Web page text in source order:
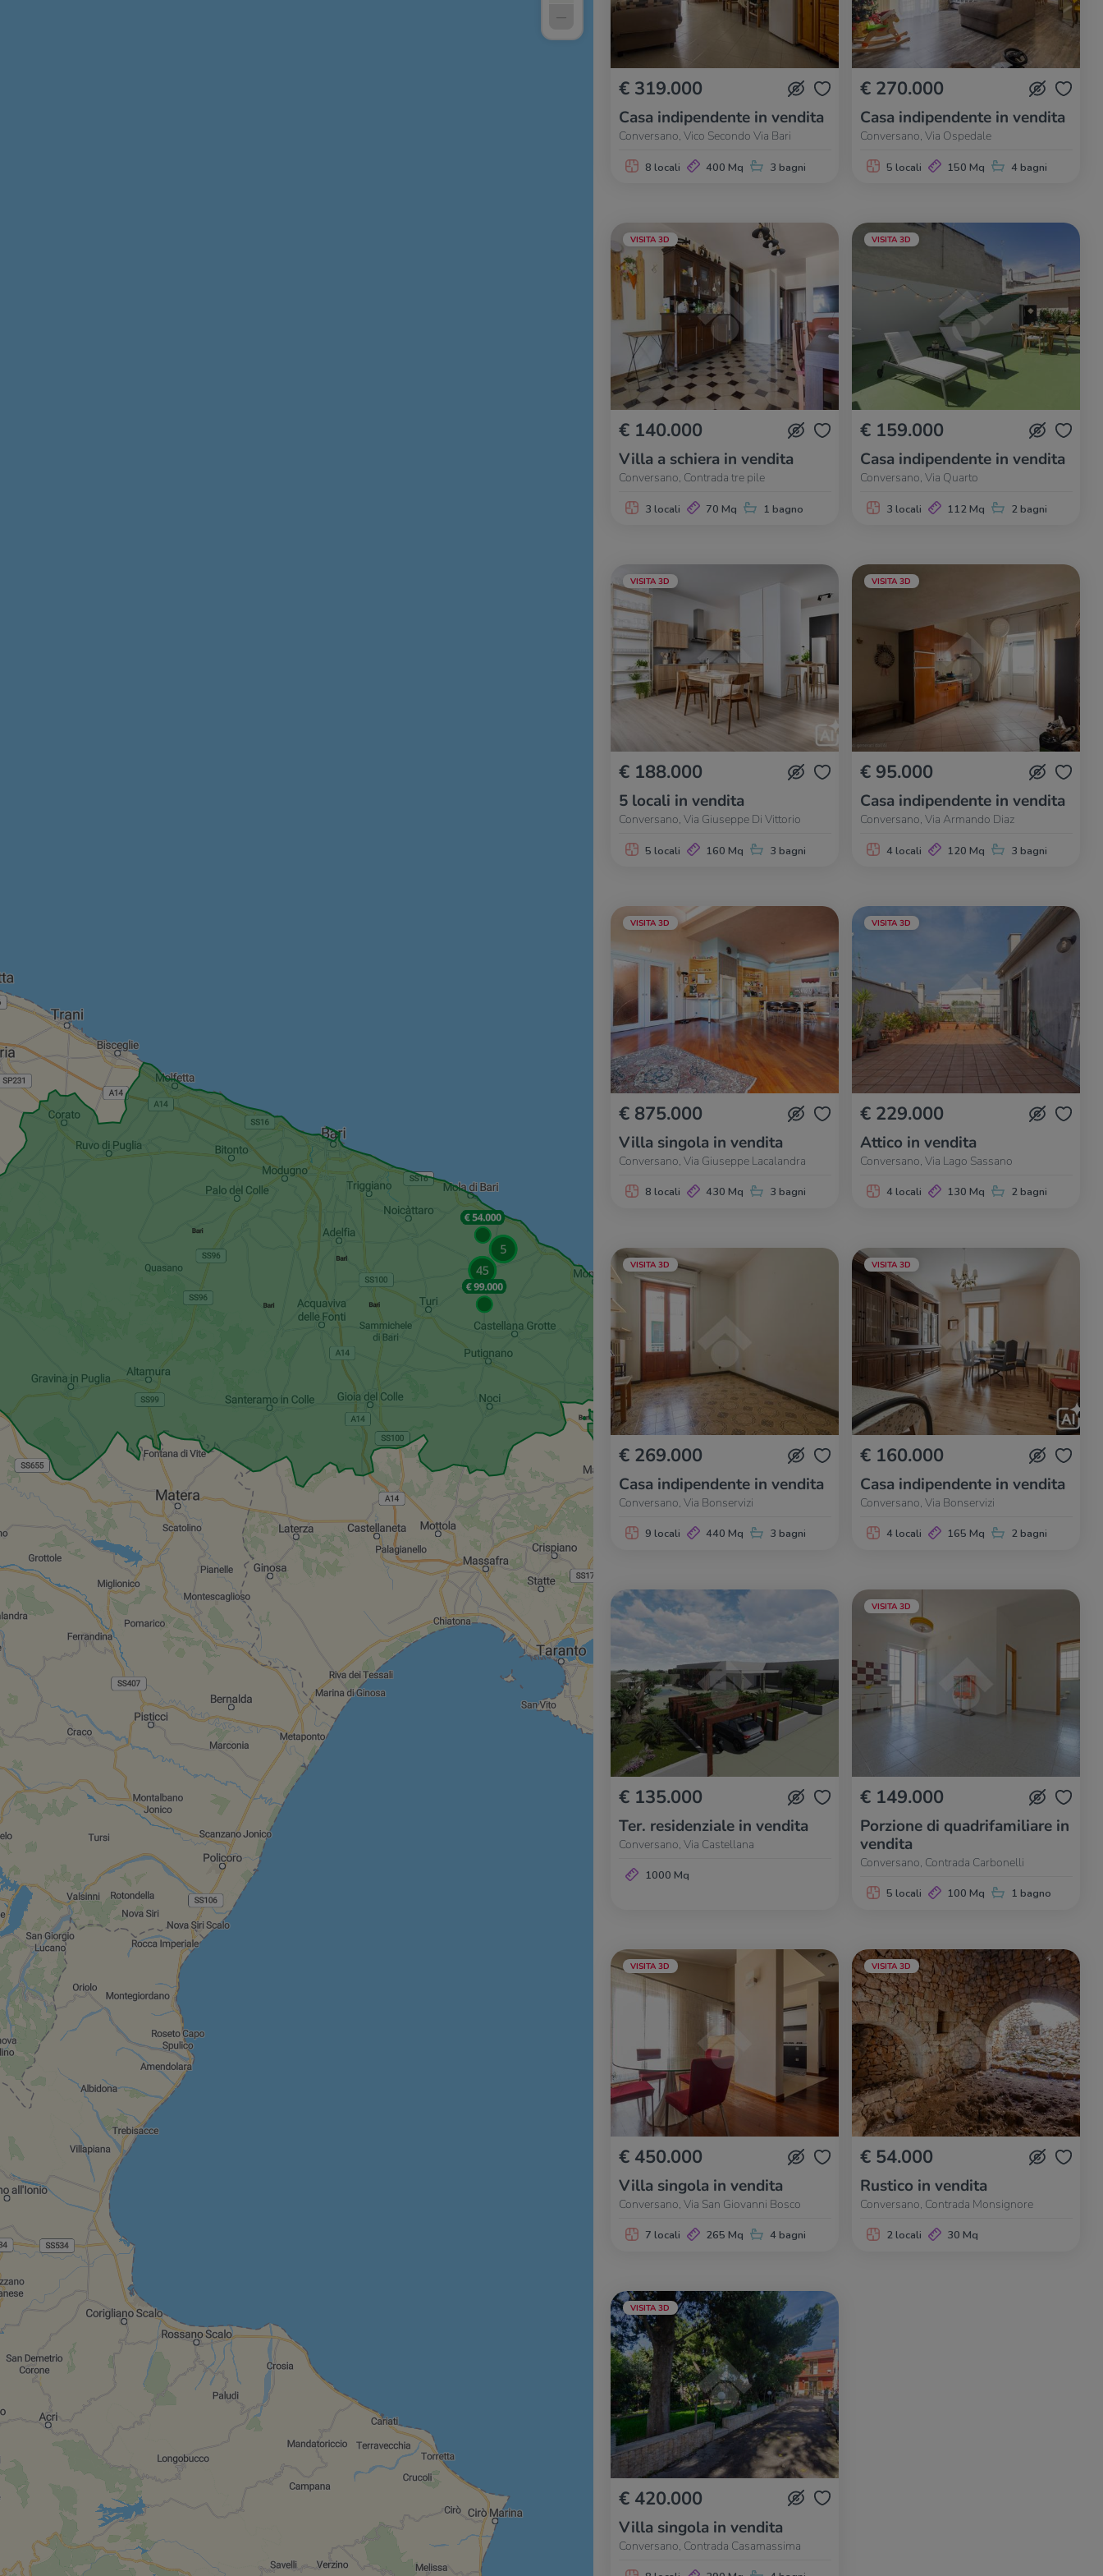
€ 319.000
Casa indipendente in vendita
Conversano, Vico Secondo Via Bari
8 locali 400 Mq 3 bagni
€ 270.000
Casa indipendente in vendita
Conversano, Via Ospedale
5 locali 150 Mq 4 bagni
VISITA 3D
€ 140.000
Villa a schiera in vendita
Conversano, Contrada tre pile
3 locali 70 Mq 1 bagno
VISITA 3D
€ 159.000
Casa indipendente in vendita
Conversano, Via Quarto
3 locali 112 Mq 2 bagni
VISITA 3D
€ 188.000
5 locali in vendita
Conversano, Via Giuseppe Di Vittorio
5 locali 160 Mq 3 bagni
VISITA 3D
€ 95.000
Casa indipendente in vendita
Conversano, Via Armando Diaz
4 locali 120 Mq 3 bagni
VISITA 3D
€ 875.000
Villa singola in vendita
Conversano, Via Giuseppe Lacalandra
8 locali 430 Mq 3 bagni
VISITA 3D
€ 229.000
Attico in vendita
Conversano, Via Lago Sassano
4 locali 130 Mq 2 bagni
VISITA 3D
€ 269.000
Casa indipendente in vendita
Conversano, Via Bonservizi
9 locali 440 Mq 3 bagni
VISITA 3D
€ 160.000
Casa indipendente in vendita
Conversano, Via Bonservizi
4 locali 165 Mq 2 bagni
€ 135.000
Ter. residenziale in vendita
Conversano, Via Castellana
1000 Mq
VISITA 3D
€ 149.000
Porzione di quadrifamiliare in
vendita
Conversano, Contrada Carbonelli
5 locali 100 Mq 1 bagno
VISITA 3D
€ 450.000
Villa singola in vendita
Conversano, Via San Giovanni Bosco
7 locali 265 Mq 4 bagni
VISITA 3D
€ 54.000
Rustico in vendita
Conversano, Contrada Monsignore
2 locali 30 Mq
VISITA 3D
€ 420.000
Villa singola in vendita
Conversano, Contrada Casamassima
–